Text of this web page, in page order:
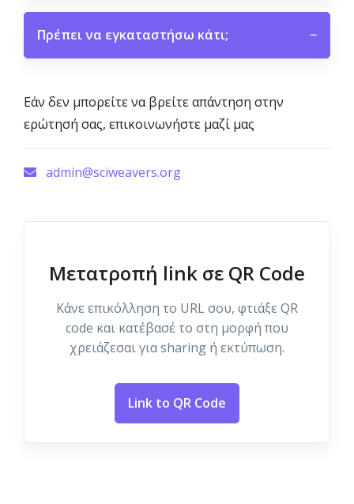
Πρέπει να εγκαταστήσω κάτι; −
Εάν δεν μπορείτε να βρείτε απάντηση στην
ερώτησή σας, επικοινωνήστε μαζί μας
admin@sciweavers.org
Μετατροπή link σε QR Code
Κάνε επικόλληση το URL σου, φτιάξε QR
code και κατέβασέ το στη μορφή που
χρειάζεσαι για sharing ή εκτύπωση.
Link to QR Code